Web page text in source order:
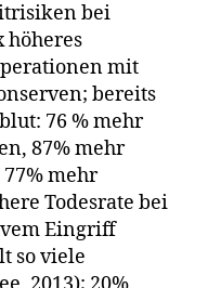
bei
höheres
mit
bereits
76 % mehr
87% mehr
mehr
Todesrate bei
Eingriff
so viele